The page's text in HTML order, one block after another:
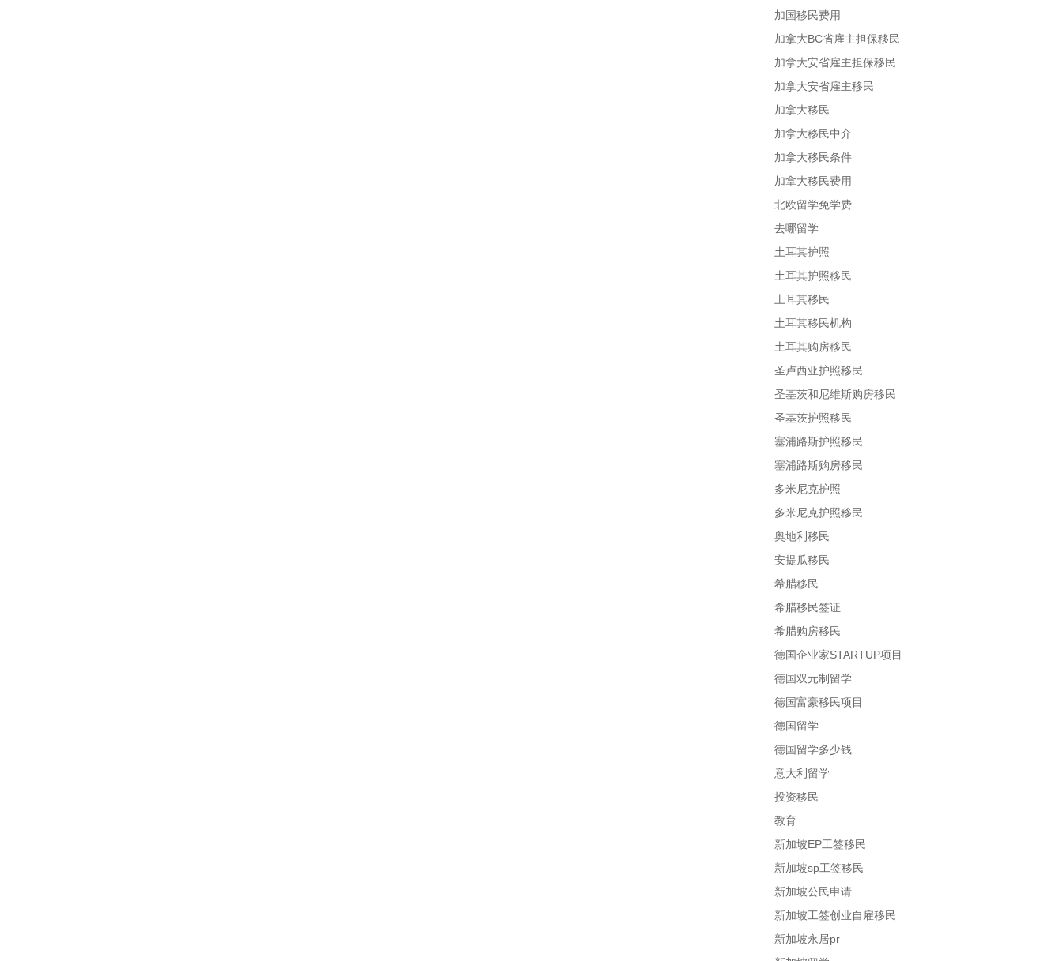
加国移民费用
加拿大BC省雇主担保移民
加拿大安省雇主担保移民
加拿大安省雇主移民
加拿大移民
加拿大移民中介
加拿大移民条件
加拿大移民费用
北欧留学免学费
去哪留学
土耳其护照
土耳其护照移民
土耳其移民
土耳其移民机构
土耳其购房移民
圣卢西亚护照移民
圣基茨和尼维斯购房移民
圣基茨护照移民
塞浦路斯护照移民
塞浦路斯购房移民
多米尼克护照
多米尼克护照移民
奥地利移民
安提瓜移民
希腊移民
希腊移民签证
希腊购房移民
德国企业家STARTUP项目
德国双元制留学
德国富豪移民项目
德国留学
德国留学多少钱
意大利留学
投资移民
教育
新加坡EP工签移民
新加坡sp工签移民
新加坡公民申请
新加坡工签创业自雇移民
新加坡永居pr